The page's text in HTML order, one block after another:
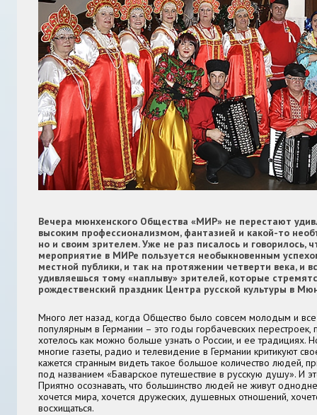
Вечера мюнхенского Общества «МИР» не перестают
высоким профессионализмом, фантазией и какой-то
но и своим зрителем. Уже не раз писалось и говорилось,
мероприятие в МИРе пользуется необыкновенным
местной публики, и так на протяжении четверти века, и
удивляешься тому «наплыву» зрителей, которые
рождественский праздник Центра русской культуры в
Много лет назад, когда Общество было совсем молодым и
популярным в Германии – это годы горбачевских перестроек,
хотелось как можно больше узнать о России, и ее традициях.
многие газеты, радио и телевидение в Германии критикуют
кажется странным видеть такое большое количество людей,
под названием «Баварское путешествие в русскую душу». И
Приятно осознавать, что большинство людей не живут
хочется мира, хочется дружеских, душевных отношений,
восхищаться.